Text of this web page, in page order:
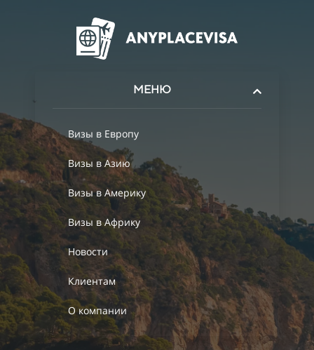
МЕНЮ
Визы в Европу
Визы в Азию
Визы в Америку
Визы в Африку
Новости
Клиентам
О компании